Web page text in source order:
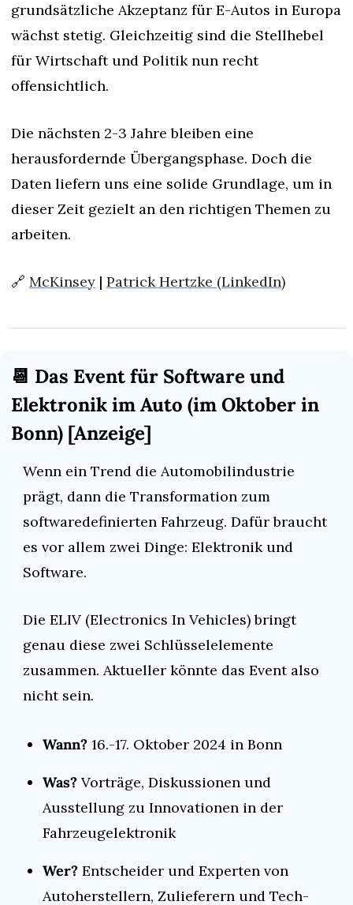
grundsätzliche Akzeptanz für E-Autos in Europa
wächst stetig. Gleichzeitig sind die Stellhebel
für Wirtschaft und Politik nun recht
offensichtlich.
Die nächsten 2-3 Jahre bleiben eine
herausfordernde Übergangsphase. Doch die
Daten liefern uns eine solide Grundlage, um in
dieser Zeit gezielt an den richtigen Themen zu
arbeiten.
🔗 McKinsey | Patrick Hertzke (LinkedIn)
📆 Das Event für Software und
Elektronik im Auto (im Oktober in
Bonn) [Anzeige]
Wenn ein Trend die Automobilindustrie
prägt, dann die Transformation zum
softwaredefinierten Fahrzeug. Dafür braucht
es vor allem zwei Dinge: Elektronik und
Software.
Die ELIV (Electronics In Vehicles) bringt
genau diese zwei Schlüsselelemente
zusammen. Aktueller könnte das Event also
nicht sein.
Wann? 16.-17. Oktober 2024 in Bonn
Was? Vorträge, Diskussionen und
Ausstellung zu Innovationen in der
Fahrzeugelektronik
Wer? Entscheider und Experten von
Autoherstellern, Zulieferern und Tech-